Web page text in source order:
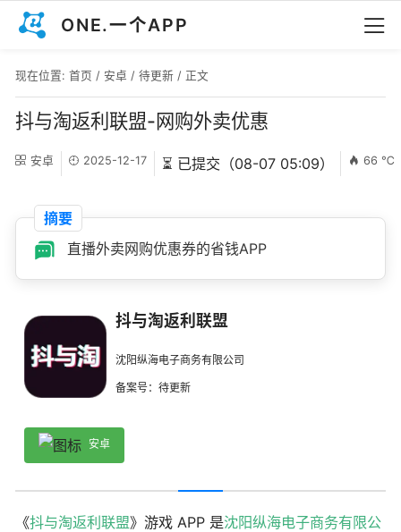
ONE.一个APP
现在位置: 首页 / 安卓 / 待更新 / 正文
抖与淘返利联盟-网购外卖优惠
安卓 2025-12-17 ⏳ 已提交（08-07 05:09） 66 ℃
摘要
直播外卖网购优惠券的省钱APP
抖与淘返利联盟
沈阳纵海电子商务有限公司
备案号：待更新
安卓
《抖与淘返利联盟》游戏 APP 是沈阳纵海电子商务有限公